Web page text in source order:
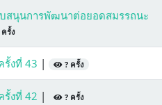
บสนุนการพัฒนาต่อยอดสมรรถนะ
รั้ง
รั้งที่ 43 | ? ครั้ง
รั้งที่ 42 | ? ครั้ง